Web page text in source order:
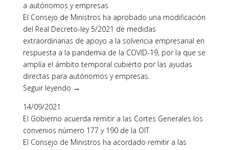
a autónomos y empresas
El Consejo de Ministros ha aprobado una modificación
del Real Decreto-ley 5/2021 de medidas
extraordinarias de apoyo a la solvencia empresarial en
respuesta a la pandemia de la COVID-19, por la que se
amplía el ámbito temporal cubierto por las ayudas
directas para autónomos y empresas.
Seguir leyendo →
14/09/2021
El Gobierno acuerda remitir a las Cortes Generales los
convenios número 177 y 190 de la OIT
El Consejo de Ministros ha acordado remitir a las